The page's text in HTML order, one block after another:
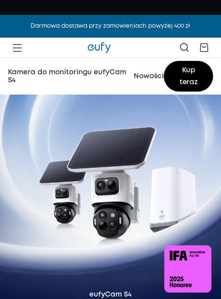
Darmowa dostawa przy zamówieniach powyżej 400 zł
Kamera do monitoringu eufyCam
S4
Nowości
Kup
teraz
eufyCam S4